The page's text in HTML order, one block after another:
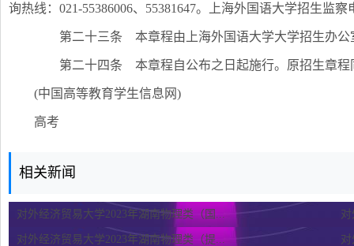
询热线：021-55386006、55381647。上海外国语大学招生监察
第二十三条 本章程由上海外国语大学大学招生办公
第二十四条 本章程自公布之日起施行。原招生章程
(中国高等教育学生信息网)
高考
相关新闻
对外经济贸易大学2023年湖南物理类（国...
对外经济贸易大学2023年湖南物理类（提...